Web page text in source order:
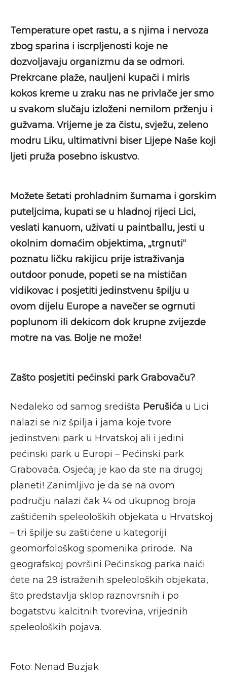
Temperature opet rastu, a s njima i nervoza
zbog sparina i iscrpljenosti koje ne
dozvoljavaju organizmu da se odmori.
Prekrcane plaže, nauljeni kupači i miris
kokos kreme u zraku nas ne privlače jer smo
u svakom slučaju izloženi nemilom prženju i
gužvama. Vrijeme je za čistu, svježu, zeleno
modru Liku, ultimativni biser Lijepe Naše koji
ljeti pruža posebno iskustvo.
Možete šetati prohladnim šumama i gorskim
puteljcima, kupati se u hladnoj rijeci Lici,
veslati kanuom, uživati u paintballu, jesti u
okolnim domaćim objektima, „trgnuti“
poznatu ličku rakijicu prije istraživanja
outdoor ponude, popeti se na mističan
vidikovac i posjetiti jedinstvenu špilju u
ovom dijelu Europe a navečer se ogrnuti
poplunom ili dekicom dok krupne zvijezde
motre na vas. Bolje ne može!
Zašto posjetiti pećinski park Grabovaču?
Nedaleko od samog središta Perušića u Lici
nalazi se niz špilja i jama koje tvore
jedinstveni park u Hrvatskoj ali i jedini
pećinski park u Europi – Pećinski park
Grabovača. Osjećaj je kao da ste na drugoj
planeti! Zanimljivo je da se na ovom
području nalazi čak ¼ od ukupnog broja
zaštićenih speleoloških objekata u Hrvatskoj
– tri špilje su zaštićene u kategoriji
geomorfološkog spomenika prirode. Na
geografskoj površini Pećinskog parka naići
ćete na 29 istraženih speleoloških objekata,
što predstavlja sklop raznovrsnih i po
bogatstvu kalcitnih tvorevina, vrijednih
speleoloških pojava.
Foto: Nenad Buzjak